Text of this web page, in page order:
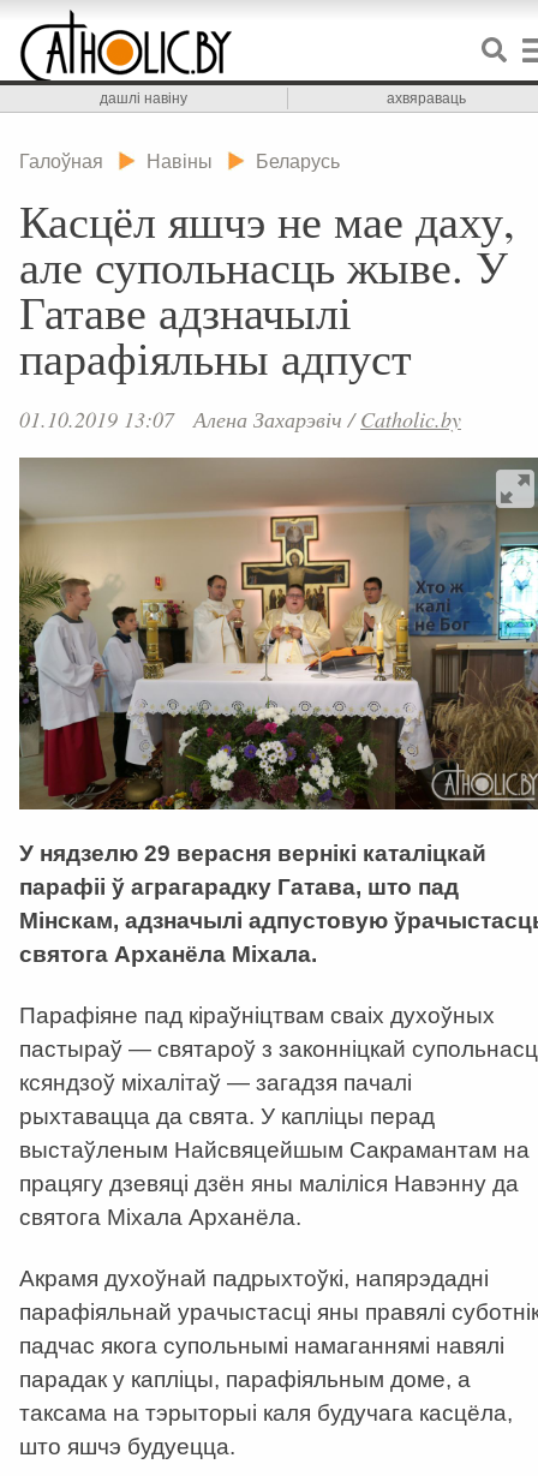
дашлі навіну ахвяраваць
Галоўная Навіны Беларусь
Касцёл яшчэ не мае даху,
але супольнасць жыве. У
Гатаве адзначылі
парафіяльны адпуст
01.10.2019 13:07 Алена Захарэвіч /Catholic.by
У нядзелю 29 верасня вернікі каталіцкай
парафіі ў аграгарадку Гатава, што пад
Мінскам, адзначылі адпустовую
святога Арханёла Міхала.
Парафіяне пад кіраўніцтвам сваіх духоўных
пастыраў — святароў з законніцкай
ксяндзоў міхалітаў — загадзя пачалі
рыхтавацца да свята. У капліцы перад
выстаўленым Найсвяцейшым Сакрамантам на
працягу дзевяці дзён яны маліліся Навэнну да
святога Міхала Арханёла.
Акрамя духоўнай падрыхтоўкі, напярэдадні
парафіяльнай урачыстасці яны правялі
падчас якога супольнымі намаганнямі навялі
парадак у капліцы, парафіяльным доме, а
таксама на тэрыторыі каля будучага касцёла,
што яшчэ будуецца.